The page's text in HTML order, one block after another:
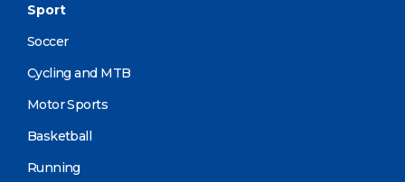
Sport
Soccer
Cycling and MTB
Motor Sports
Basketball
Running